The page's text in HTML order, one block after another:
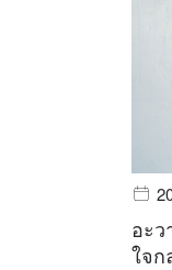
อะ
ใจก